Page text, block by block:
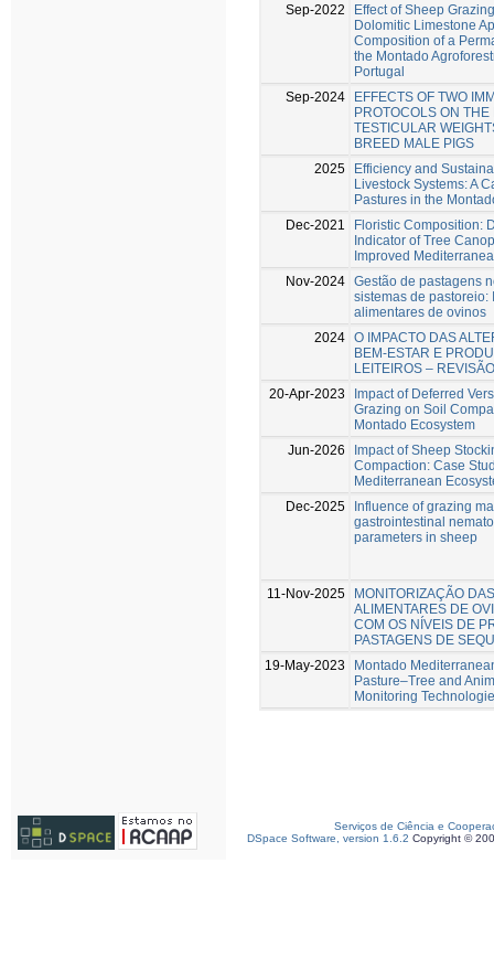
Sep-2022
Effect of Sheep
Dolomitic Limestone
Composition of a
the Montado
Portugal
Sep-2024
EFFECTS OF TWO
PROTOCOLS ON
TESTICULAR
BREED MALE PIGS
2025
Efficiency and
Livestock Systems: A
Pastures in the
Dec-2021
Floristic Composition:
Indicator of Tree
Improved
Nov-2024 Gestão de pastagens
sistemas de pastoreio:
alimentares de ovinos
2024 O IMPACTO DAS
BEM-ESTAR E
LEITEIROS –
20-Apr-2023
Impact of Deferred
Grazing on Soil
Montado Ecosystem
Jun-2026
Impact of Sheep
Compaction: Case
Mediterranean
Dec-2025
Influence of grazing
gastrointestinal
parameters in sheep
11-Nov-2025
MONITORIZAÇÃO
ALIMENTARES DE
COM OS NÍVEIS DE
PASTAGENS DE
19-May-2023
Montado
Pasture–Tree and
Monitoring
Serviços de Ciência e
DSpace Software, version 1.6.2 Copyright ©